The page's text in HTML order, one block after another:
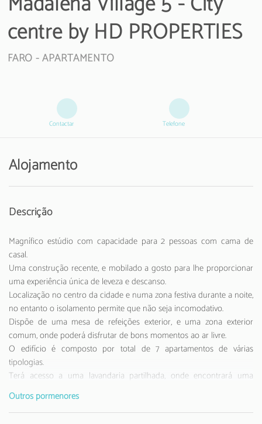
centre by HD PROPERTIES
FARO -APARTAMENTO
Contactar Telefone
Alojamento
Descrição
Magnífico estúdio com capacidade para 2 pessoas com cama de
casal.
Uma construção recente, e mobilado a gosto para lhe proporcionar
uma experiência única de leveza e descanso.
Localização no centro da cidade e numa zona festiva durante a noite,
no entanto o isolamento permite que não seja incomodativo.
Dispõe de uma mesa de refeições exterior, e uma zona exterior
comum, onde poderá disfrutar de bons momentos ao ar livre.
O edifício é composto por total de 7 apartamentos de várias
tipologias.
Terá acesso a uma lavandaria partilhada, onde encontrará uma
maquina de lavar roupa, secar, tábua e ferro de engomar.
Tem ao seu dispor bicicletas para alugar e conhecer esta bela cidade
de Faro.
Outros pormenores